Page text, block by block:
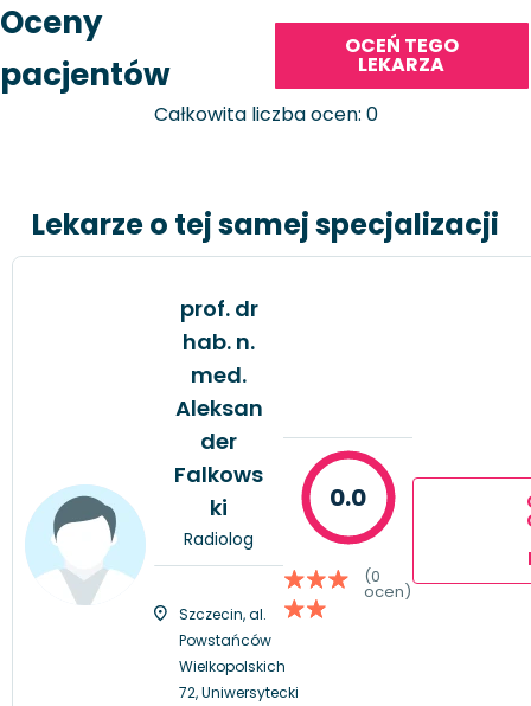
Oceny
pacjentów
OCEŃ TEGO
LEKARZA
Całkowita liczba ocen: 0
Lekarze o tej samej specjalizacji
prof. dr
hab. n.
med.
Aleksan
der
Falkows
ki
Radiolog
Szczecin, al.
Powstańców
Wielkopolskich
72, Uniwersytecki
0.0
(0
ocen)